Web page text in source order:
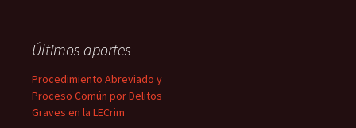
Últimos aportes
Procedimiento Abreviado y
Proceso Común por Delitos
Graves en la LECrim